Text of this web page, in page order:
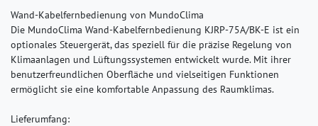
Wand-Kabelfernbedienung von MundoClima
Die MundoClima Wand-Kabelfernbedienung KJRP-75A/BK-E ist ein
optionales Steuergerät, das speziell für die präzise Regelung von
Klimaanlagen und Lüftungssystemen entwickelt wurde. Mit ihrer
benutzerfreundlichen Oberfläche und vielseitigen Funktionen
ermöglicht sie eine komfortable Anpassung des Raumklimas.
Lieferumfang: